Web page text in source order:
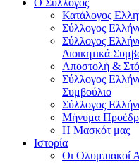
Κατάλογος
Σύλλογος
Σύλλογος
Διοικητικά
Αποστολή &
Σύλλογος
Συμβούλιο
Σύλλογος
Μήνυμα
Η Μασκότ μας
Ιστορία
Οι Ολυμπιακοί